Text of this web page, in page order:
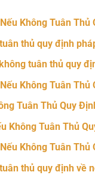
Không Tuân
thủ quy định
tuân thủ quy
Không Tuân
Tuân Thủ Quy
Không Tuân Thủ
Không Tuân
thủ quy định về